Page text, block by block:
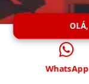
WhatsApp